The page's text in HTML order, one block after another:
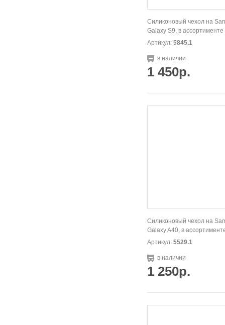
Силиконовый чехол на
Galaxy S9, в ассортименте
Артикул: 5845.1
в наличии
1 450р.
Силиконовый чехол на
Galaxy A40, в
Артикул: 5529.1
в наличии
1 250р.